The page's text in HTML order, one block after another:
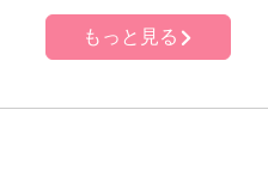
もっと見る